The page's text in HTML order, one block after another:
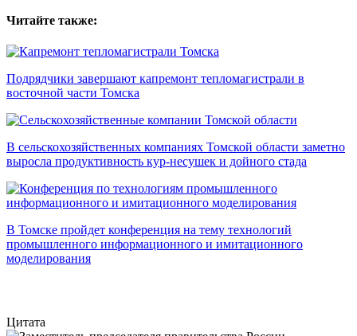
Читайте также:
Подрядчики завершают капремонт тепломагистрали в
восточной части Томска
В сельскохозяйственных компаниях Томской области заметно
выросла продуктивность кур-несушек и дойного стада
В Томске пройдет конференция на тему технологий
промышленного информационного и имитационного
моделирования
Цитата